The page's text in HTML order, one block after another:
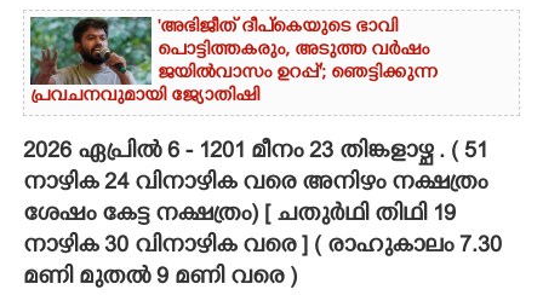
LITERATURE
ZOOM
CONTACT US
'അഭിജീത് ദീപ്‌കെയുടെ ഭാവി
പൊട്ടിത്തകരും, അടുത്ത വർഷം
ജയിൽവാസം ഉറപ്പ്'; ഞെട്ടിക്കുന്ന
പ്രവചനവുമായി ജ്യോതിഷി
2026 ഏപ്രിൽ 6 - 1201 മീനം 23 തിങ്കളാഴ്ച . ( 51
നാഴിക 24 വിനാഴിക വരെ അനിഴം നക്ഷത്രം
ശേഷം കേട്ട നക്ഷത്രം) [ ചതുർഥി തിഥി 19
നാഴിക 30 വിനാഴിക വരെ ] ( രാഹുകാലം 7.30
മണി മുതൽ 9 മണി വരെ )